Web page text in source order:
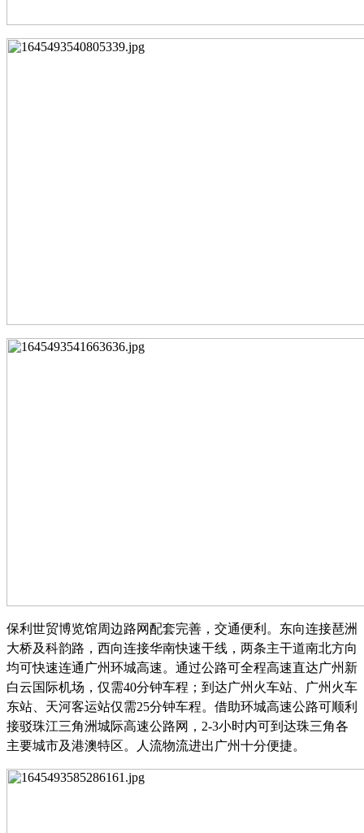
保利世贸博览馆周边路网配套完善，交通便利。东向连接琶洲
大桥及科韵路，西向连接华南快速干线，两条主干道南北方向
均可快速连通广州环城高速。通过公路可全程高速直达广州新
白云国际机场，仅需40分钟车程；到达广州火车站、广州火车
东站、天河客运站仅需25分钟车程。借助环城高速公路可顺利
接驳珠江三角洲城际高速公路网，2-3小时内可到达珠三角各
主要城市及港澳特区。人流物流进出广州十分便捷。